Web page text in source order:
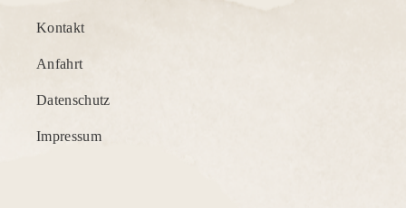
Kontakt
Anfahrt
Datenschutz
Impressum